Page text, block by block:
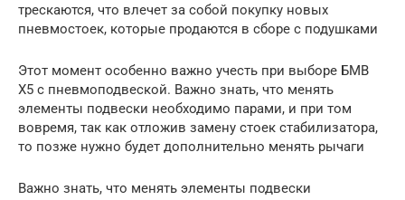
трескаются, что влечет за собой покупку новых
пневмостоек, которые продаются в сборе с подушками
Этот момент особенно важно учесть при выборе БМВ
Х5 с пневмоподвеской. Важно знать, что менять
элементы подвески необходимо парами, и при том
вовремя, так как отложив замену стоек стабилизатора,
то позже нужно будет дополнительно менять рычаги
Важно знать, что менять элементы подвески